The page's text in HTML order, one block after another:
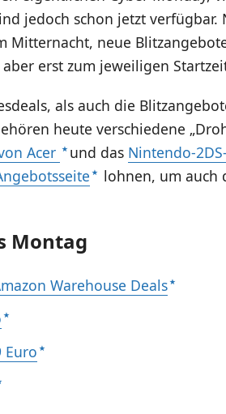
jedoch schon jetzt verfügbar.
Mitternacht, neue
erst zum jeweiligen
als auch die
heute verschiedene
Acer und das Nintendo-
lohnen, um auch
Montag
Warehouse Deals
Euro